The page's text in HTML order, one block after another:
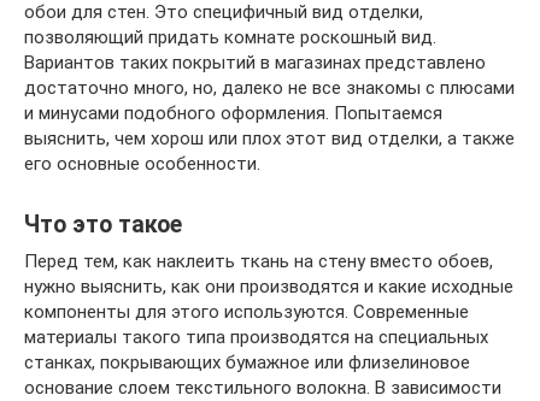
обои для стен. Это специфичный вид отделки,
позволяющий придать комнате роскошный вид.
Вариантов таких покрытий в магазинах представлено
достаточно много, но, далеко не все знакомы с плюсами
и минусами подобного оформления. Попытаемся
выяснить, чем хорош или плох этот вид отделки, а также
его основные особенности.
Что это такое
Перед тем, как наклеить ткань на стену вместо обоев,
нужно выяснить, как они производятся и какие исходные
компоненты для этого используются. Современные
материалы такого типа производятся на специальных
станках, покрывающих бумажное или флизелиновое
основание слоем текстильного волокна. В зависимости